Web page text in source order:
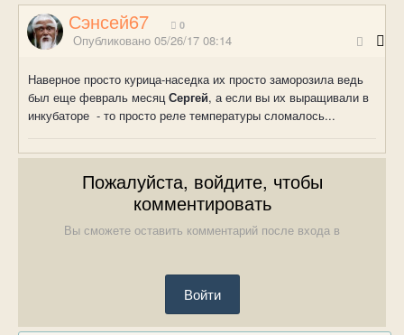
Сэнсей67 0
Опубликовано 05/26/17 08:14
Наверное просто курица-наседка их просто заморозила ведь
был еще февраль месяц Сергей, а если вы их выращивали в
инкубаторе - то просто реле температуры сломалось...
Пожалуйста, войдите, чтобы
комментировать
Вы сможете оставить комментарий после входа в
Войти